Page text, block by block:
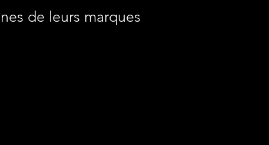
de leurs marques